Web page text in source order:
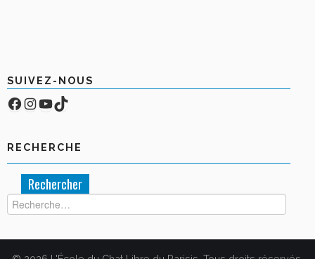
SUIVEZ-NOUS
Facebook
Compte Instagram
YouTube
TikTok
RECHERCHE
Rechercher :